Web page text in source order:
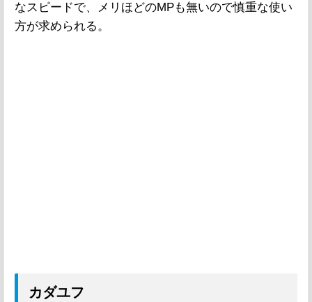
なスピードで、メリほどのMPも無いので慎重な使い
方が求められる。
カダユフ